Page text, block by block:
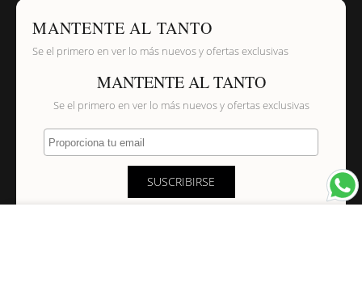
MANTENTE AL TANTO
Se el primero en ver lo más nuevos y ofertas exclusivas
MANTENTE AL TANTO
Se el primero en ver lo más nuevos y ofertas exclusivas
Proporciona tu email
SUSCRIBIRSE